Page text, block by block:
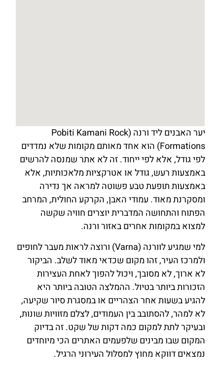
יער האבנים ליד ורנה (Pobiti Kamani Rock
Formations) הוא אחד מאותם מקומות שלא נמדדים
לפי גודל, אלא לפי ייחוד. זה לא אתר שמנסה להרשים
באמצעות רעש, גודל או אטרקציות מלאכותיות, אלא
באמצעות תופעת טבע פשוטה למראה אך נדירה
ומסקרנת מאוד. עמודי האבן, הקרקע החולית, המרחב
הפתוח והתחושה המדברית יוצרים חוויה שקשה
למצוא במקומות אחרים באזור ורנה.
למי שמגיע לוורנה (Varna) ורוצה לראות מעבר לחופים
ולמרכז העיר, זהו מקום שכדאי מאוד לשלב. הביקור
לא ארוך, לא מסובך, ויכול להפוך לאחת העצירות
הזכורות ביותר בטיול. ההמלצה הטובה ביותר היא
להגיע בשעות אחר הצהריים או במסגרת סיור שקיעה,
לא למהר, להסתובב בין העמודים, לצלם מזוויות שונות,
ובעיקר לתת למקום כמה דקות של שקט. זה בדיוק
המקום שבו מבינים שלפעמים האתרים הכי מיוחדים
נמצאים דווקא מחוץ למסלול העירוני הרגיל.